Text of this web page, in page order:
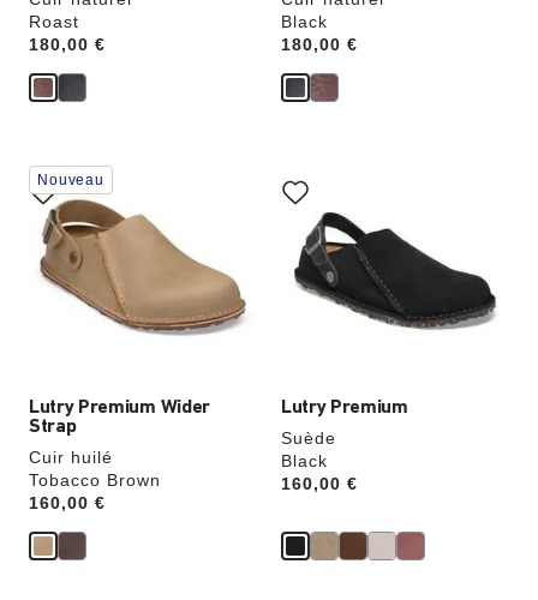
Roast
Price:
180,00 €
Black
Price:
180,00 €
Lutry Premium Wider
Strap
Cuir huilé
Tobacco Brown
Price:
160,00 €
Cliquer
sur
les
échantillons
couleurs
modifiera
Nouveau
Lutry Premium
Suède
Black
Price:
160,00 €
sur
les
échantillons
couleurs
modifiera